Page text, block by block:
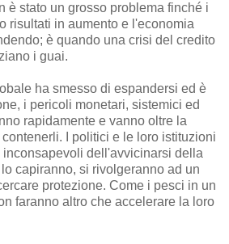
è stato un grosso problema finché i
risultati in aumento e l'economia
è quando una crisi del credito
i guai.
ha smesso di espandersi ed è
i pericoli monetari, sistemici ed
rapidamente e vanno oltre la
I politici e le loro istituzioni
dell'avvicinarsi della
capiranno, si rivolgeranno ad un
protezione. Come i pesci in un
faranno altro che accelerare la loro